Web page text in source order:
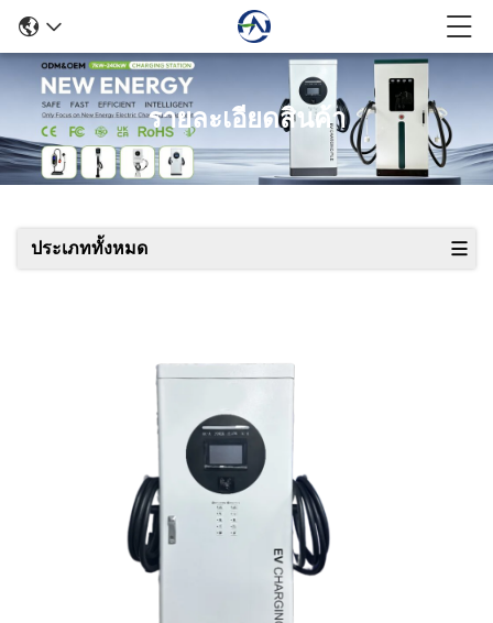
รายละเอียดสินค้า
ประเภททั้งหมด